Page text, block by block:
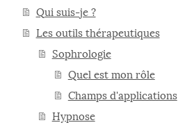
Qui suis-je ?
Les outils thérapeutiques
Sophrologie
Quel est mon rôle
Champs d'applications
Hypnose